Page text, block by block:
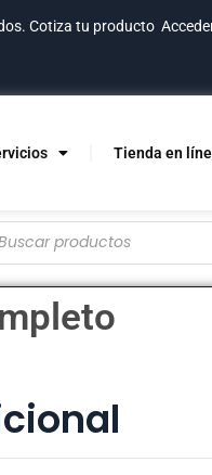
Cotiza tu producto
Tienda en